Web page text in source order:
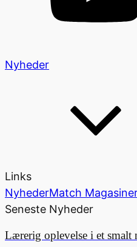
Nyheder
Links
NyhederMatch
Seneste Nyheder
Lærerig oplevelse i et smalt